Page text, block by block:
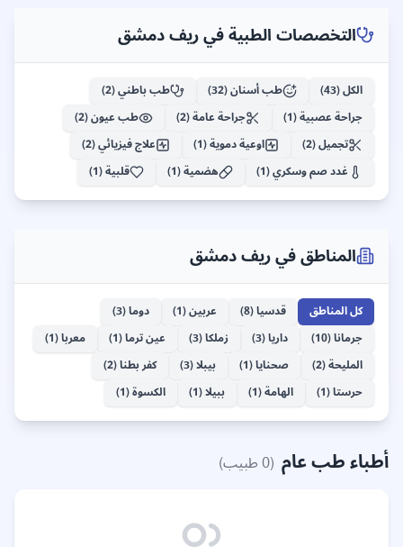
طب أسنان
داريا
طب أسنان
مفيد حنادكتور
طب أسنان
جرمانا
+
32
التخصصات الطبية فيريف دمشق
الكل (43
) طب أسنان(
32
) طب باطني(
2
)
جراحة عصبية(
1
) جراحة عامة(
2
) طب عيون(
2
)
تجميل(
2
) اوعية دموية(
1
) علاج فيزيائي(
2
)
غدد صم وسكري(
1
) هضمية(
1
) قلبية(
1
)
المناطق فيريف دمشق
كل المناطق قدسيا(
8
) عربين(
1
) دوما(
3
)
جرمانا(
10
) داريا(
3
) زملكا(
3
) عين ترما(
1
) معربا(
1
)
المليحة(
2
) صحنايا(
1
) بيبلا(
3
) كفر بطنا(
2
)
حرستا(
1
) الهامة(
1
) ببيلا(
1
) الكسوة(
1
)
أطباء طب عام (
0طبيب)